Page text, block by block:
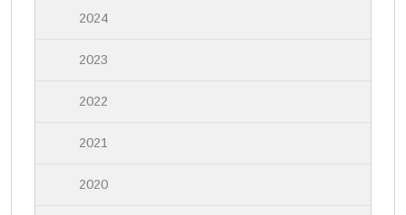
2024
2023
2022
2021
2020